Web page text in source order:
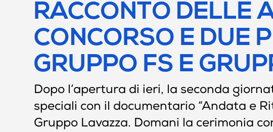
RACCONTO DELLE
CONCORSO E DUE
GRUPPO FS E
Dopo l’apertura di ieri, la seconda
speciali con il documentario “Andata e
Gruppo Lavazza. Domani la cerimonia